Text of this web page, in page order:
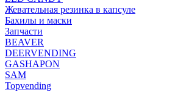
Жевательная резинка в капсуле
Бахилы и маски
Запчасти
BEAVER
DEERVENDING
GASHAPON
SAM
Topvending